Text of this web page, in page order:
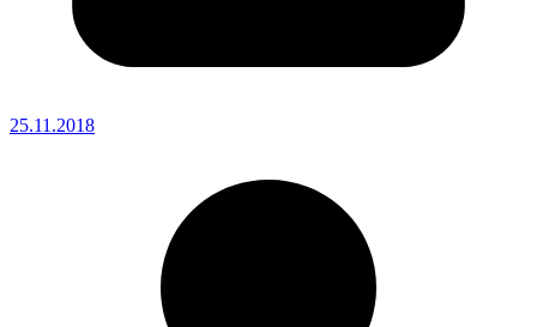
25.11.2018